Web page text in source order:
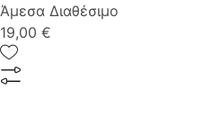
Άμεσα Διαθέσιμο
19,00 €